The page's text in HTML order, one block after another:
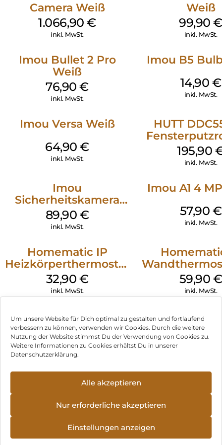
Um unsere Website für Dich optimal zu gestalten und fortlaufend
verbessern zu können, verwenden wir Cookies. Durch die weitere
Nutzung der Website stimmst Du der Verwendung von Cookies zu.
Weitere Informationen zu Cookies erhältst Du in unserer
Datenschutzerklärung.
Alle akzeptieren
Nur erforderliche akzeptieren
Einstellungen anzeigen
Homematic IP, das ist moderne, flexible und sichere Technik
vom europäischen Marktführer*. Lassen Sie sich von den
Vorteilen unseres Systems überzeugen und leben Sie im
Kommen Sie herein:
Jedes Smart Home ist so einzigartig wie die Menschen darin.
Statten Sie unseren Referenzprojekten einen digitalen
Besuch ab, lassen Sie sich inspirieren und entdecken Sie die
Camera Weiß
1.066,90€
inkl. MwSt.
Weiß
99,90€
inkl. MwSt.
Imou Bullet 2 Pro
Weiß
76,90€
inkl. MwSt.
Imou B5
14,90 €
inkl. MwSt.
Imou Versa Weiß
64,90€
inkl. MwSt.
HUTT
Weiß
195,90
inkl. MwSt.
Imou
Sicherheitskamera
Draußen IPC-F42EAP
Geschoss Weiß
89,90 €
inkl. MwSt.
Imou A1 4
57,90 €
inkl. MwSt.
Homematic IP
Heizkörperthermostat
Basic Weiß
32,90 €
inkl. MwSt.
Weiß
59,90 €
inkl. MwSt.
Impressum
Hinweis zur Batterieentsorgung
Newsletter